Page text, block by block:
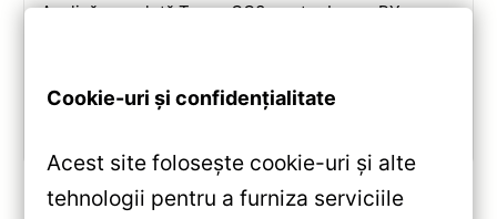
Analiză completă Teyes CC3 pentru Lexus RX:
Cookie-uri și confidențialitate
Acest site folosește cookie-uri și alte
tehnologii pentru a furniza serviciile